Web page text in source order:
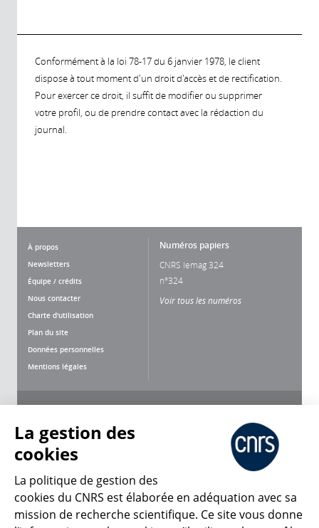
Conformément à la loi 78-17 du 6 janvier 1978, le client
dispose à tout moment d'un droit d'accès et de rectification.
Pour exercer ce droit, il suffit de modifier ou supprimer
votre profil, ou de prendre contact avec la rédaction du
journal.
À propos
Newsletters
Équipe / crédits
Nous contacter
Charte d'utilisation
Plan du site
Données personnelles
Mentions légales
Numéros papiers
CNRS lemag 324
n°324
Voir tous les numéros
CNRS Le Mag
La gestion des
cookies
La politique de gestion des
cookies du CNRS est élaborée en adéquation avec sa
mission de recherche scientifique. Ce site vous donne